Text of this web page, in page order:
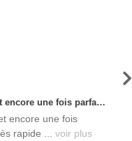
Nouvelle commande reçue ce jour et encore une fois parfaitement satisfaite, l'envoi est très rapide et les produits sont toujours conditionnés de manière personnalisés. L'avantage de commander auprès de créateurs indépendants.
encore une fois
rapide ... voir plus